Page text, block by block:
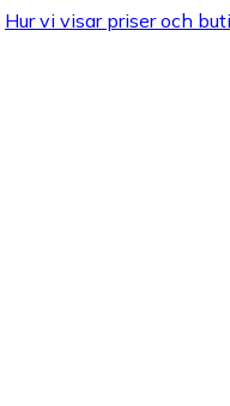
Hur vi visar priser och